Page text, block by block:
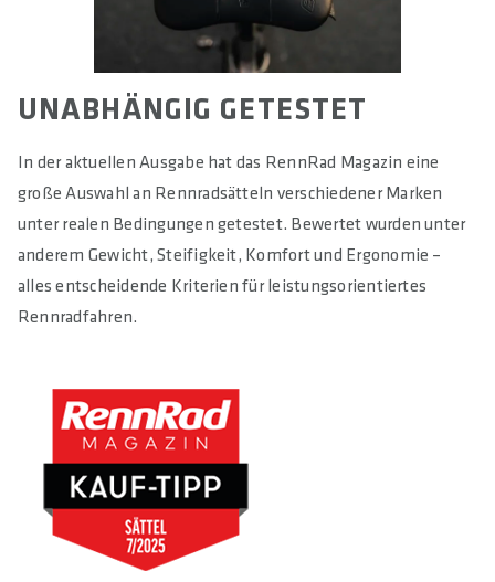
UNABHÄNGIG GETESTET
In der aktuellen Ausgabe hat das RennRad Magazin eine
große Auswahl an Rennradsätteln verschiedener Marken
unter realen Bedingungen getestet. Bewertet wurden unter
anderem Gewicht, Steifigkeit, Komfort und Ergonomie –
alles entscheidende Kriterien für leistungsorientiertes
Rennradfahren.